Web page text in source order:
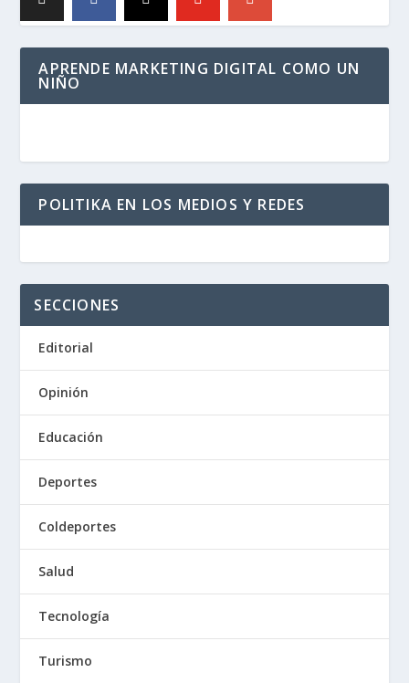
APRENDE MARKETING DIGITAL COMO UN
NIÑO
POLITIKA EN LOS MEDIOS Y REDES
SECCIONES
Editorial
Opinión
Educación
Deportes
Coldeportes
Salud
Tecnología
Turismo